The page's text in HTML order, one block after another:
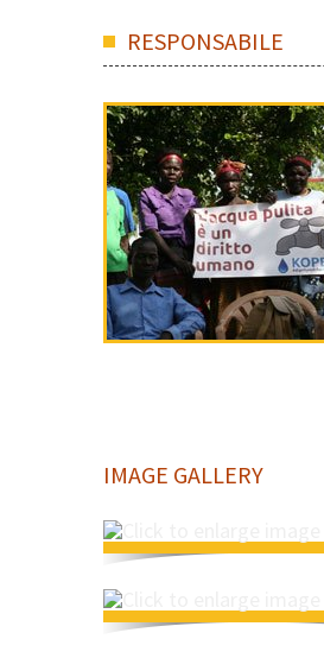
RESPONSABILE
IMAGE GALLERY
Title